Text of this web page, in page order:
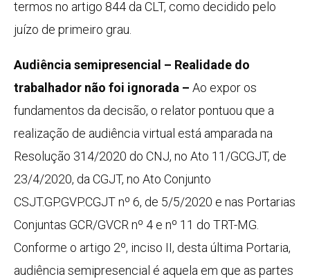
termos no artigo 844 da CLT, como decidido pelo
juízo de primeiro grau.
Audiência semipresencial – Realidade do
trabalhador não foi ignorada – Ao expor os
fundamentos da decisão, o relator pontuou que a
realização de audiência virtual está amparada na
Resolução 314/2020 do CNJ, no Ato 11/GCGJT, de
23/4/2020, da CGJT, no Ato Conjunto
CSJT.GP.GVP.CGJT nº 6, de 5/5/2020 e nas Portarias
Conjuntas GCR/GVCR nº 4 e nº 11 do TRT-MG.
Conforme o artigo 2º, inciso II, desta última Portaria,
audiência semipresencial é aquela em que as partes